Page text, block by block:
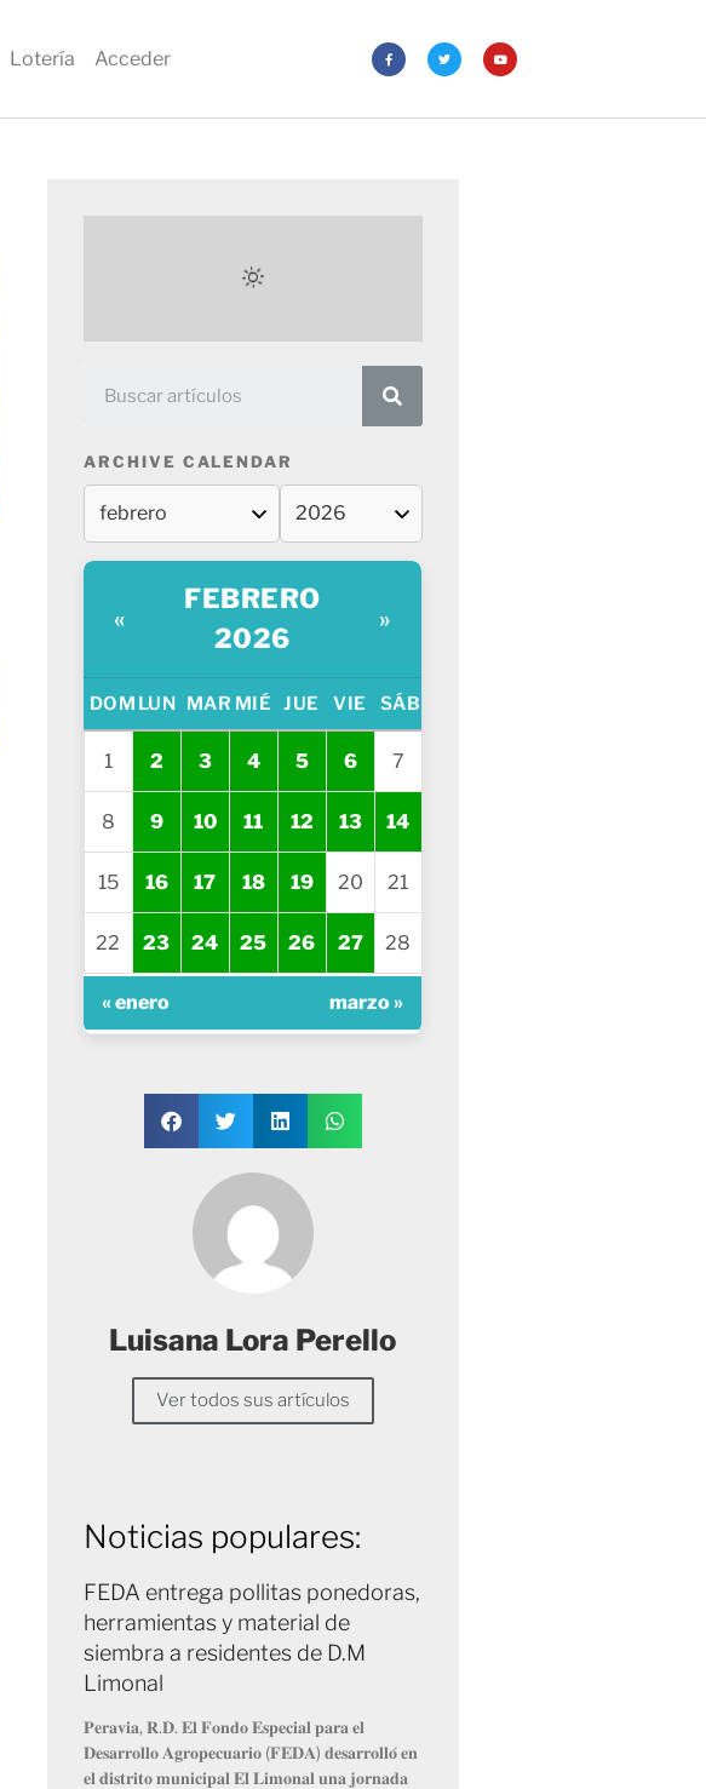
Lotería Acceder
ARCHIVE CALENDAR
«
FEBRERO
2026
»
DOM LUN MAR MIÉ JUE VIE SÁB
1 2 3 4 5 6 7
8 9 10 11 12 13 14
15 16 17 18 19 20 21
22 23 24 25 26 27 28
« enero marzo »
Luisana Lora Perello
Ver todos sus artículos
Noticias populares:
FEDA entrega pollitas ponedoras,
herramientas y material de
siembra a residentes de D.M
Limonal
𝐏𝐞𝐫𝐚𝐯𝐢𝐚, 𝐑.𝐃. 𝐄𝐥 𝐅𝐨𝐧𝐝𝐨 𝐄𝐬𝐩𝐞𝐜𝐢𝐚𝐥 𝐩𝐚𝐫𝐚 𝐞𝐥
𝐃𝐞𝐬𝐚𝐫𝐫𝐨𝐥𝐥𝐨 𝐀𝐠𝐫𝐨𝐩𝐞𝐜𝐮𝐚𝐫𝐢𝐨 (𝐅𝐄𝐃𝐀) 𝐝𝐞𝐬𝐚𝐫𝐫𝐨𝐥𝐥𝐨́ 𝐞𝐧
𝐞𝐥 𝐝𝐢𝐬𝐭𝐫𝐢𝐭𝐨 𝐦𝐮𝐧𝐢𝐜𝐢𝐩𝐚𝐥 𝐄𝐥 𝐋𝐢𝐦𝐨𝐧𝐚𝐥 𝐮𝐧𝐚 𝐣𝐨𝐫𝐧𝐚𝐝𝐚